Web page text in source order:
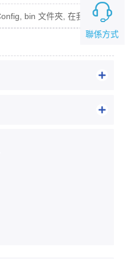
2.16. SDK 中 CLProtocol, Config, bin 文件夾, 在我的工程中的用法？
聯係方式